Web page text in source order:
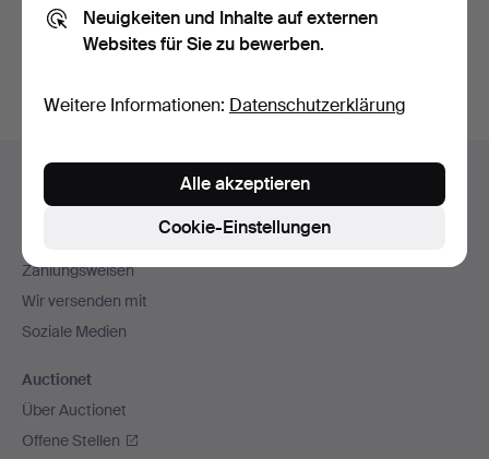
Sie können auch inBeendete Auktionen aus unserem
suchen.
Fußzeilen-
Kontakt mit dem Support aufnehmen
Zahlungsweisen
Wir versenden mit
Soziale Medien
Auctionet
Über Auctionet
Offene Stellen
Neuigkeiten und Inhalte auf externen
Websites für Sie zu bewerben.
Weitere Informationen: Datenschutzerklärung
Cookie-Einstellungen
Alle akzeptieren